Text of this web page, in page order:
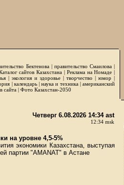
Бектенова| правительство Смаилова|
сайтов Казахстана | Реклама на Номаде |
| экология и здоровье | творчество | юмор |
| календарь|наука и техника|американский
сайта | Фото Казахстан-2050
Четверг 6.08.2026 14:34 ast
12:34 msk
на уровне 4,5-5%
экономики Казахстана, выступая
партии "AMANAT" в Астане